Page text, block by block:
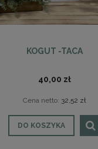
KOGUT -TACA
40,00 zł
Cena netto: 32,52 zł
DO KOSZYKA